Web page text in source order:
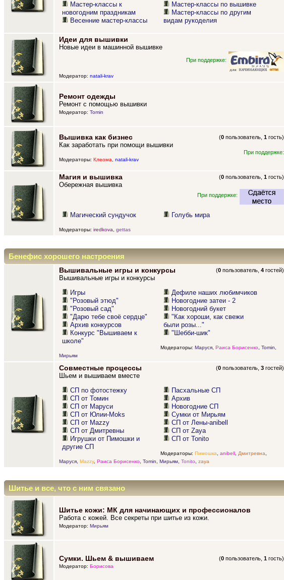
Мастер-классы к
новогодним праздникам
Весенние мастер-классы
Мастер-классы по вышивке
Мастер-классы по другим
видам рукоделия
Идеи для вышивки
Новые идеи в машинной вышивке
При поддержке:
Модератор: natali-krav
Ремонт одежды
Ремонт с помощью вышивки
Модератор: Tomin
Вышивка как бизнес (0 пользователь,1 гость)
Как заработать при помощи вышивки
При поддержке:
Модераторы: Клеома, natali-krav
Магия и вышивка (0 пользователь,1 гость)
Обережная вышивка
При поддержке:
Магический сундучок Голубь мира
Модераторы: iredkova gettas
Бенефис хорошего настроения
Вышивальные игры и конкурсы (0 пользователь,4 гостей)
Вышивальные игры и конкурсы
Игры
"Розовый этюд"
"Розовый сад"
"Дарю тебе своё сердце"
Архив конкурсов
Конкурс "Вышиваем к
школе"
Дефиле наших любимчиков
Новогодние затеи - 2
Новогодний букет
"Как хороши, как свежи
были розы..."
"Шебби-шик"
Модераторы: Маруся, Раиса Борисенко, Tomin
Мирьям
Совместные процессы (0 пользователь,3 гостей)
Шьем и вышиваем вместе
СП по фотостежку
СП от Томин
СП от Маруси
СП от Юлии-Moks
СП от Mazzy
СП от Дмитревны
Игрушки от Пимошки и
другие СП
Пасхальные СП
Архив
Новогодние СП
Сумки от Мирьям
СП от Лены-anibell
СП от Zaya
СП от Tonito
Модераторы: Пимошка anibell, Дмитревна
Маруся, Mazzy, Раиса Борисенко, Tomin Мирьям, Tonito zaya
Шитье и все, что с ним связано
Шитье кожи: МК для начинающих и профессионалов
Работа с кожей. Все секреты при шитье из кожи.
Модератор: Мирьям
Сумки. Шьем & вышиваем (0 пользователь,1 гость)
Модератор: Борисова